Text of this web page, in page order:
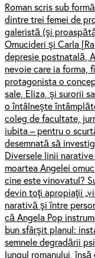
Roman scris sub
dintre trei femei de
galeristă (şi
Omucideri şi Carla
depresie postnatală,
nevoie care ia forma,
protagonista o
sale, Eliza, şi surorii
o întâlneşte
coleg de facultate,
iubita – pentru o
desemnată să
Diversele linii
moartea Angelei
cine este vinovatul?
devin toţi apropiaţii
narativă şi între
că Angela Pop
bun sfârşit planul:
semnele degradării
lungul romanului,